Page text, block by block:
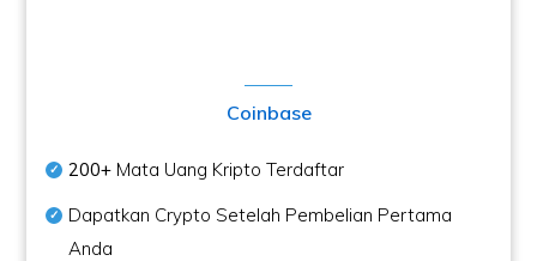
Coinbase
200+ Mata Uang Kripto Terdaftar
Dapatkan Crypto Setelah Pembelian Pertama
Anda